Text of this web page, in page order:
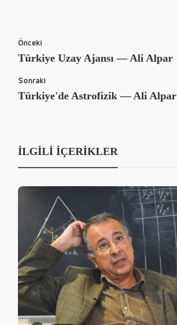
Önceki
Türkiye Uzay Ajansı — Ali Alpar
Sonraki
Türkiye'de Astrofizik — Ali Alpar
İLGILI İÇERIKLER